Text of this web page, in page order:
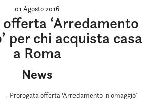
Ricerca case
01 Agosto 2016
‘Arredamento
per chi acquista casa
a Roma
News
Prorogata offerta ‘Arredamento in omaggio’